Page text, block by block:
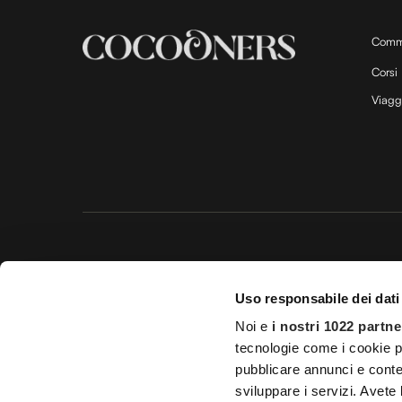
Uso responsabile dei dati
Noi e i nostri 1022
tecnologie come i cookie
pubblicare annunci e
sviluppare i servizi.
Corsi
Impostazioni
Licenza Agenzia di viaggio